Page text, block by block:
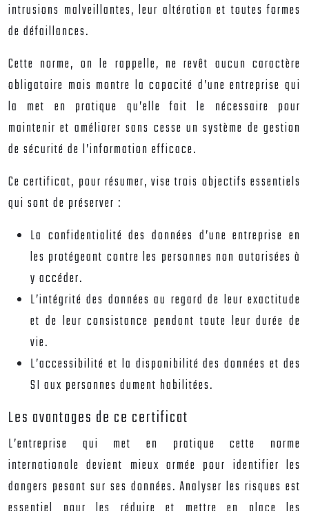
intrusions malveillantes, leur altération et toutes formes
de défaillances.
Cette norme, on le rappelle, ne revêt aucun caractère
obligatoire mais montre la capacité d’une entreprise qui
la met en pratique qu’elle fait le nécessaire pour
maintenir et améliorer sans cesse un système de gestion
de sécurité de l’information efficace.
Ce certificat, pour résumer, vise trois objectifs essentiels
qui sont de préserver :
La confidentialité des données d’une entreprise en
les protégeant contre les personnes non autorisées à
y accéder.
L’intégrité des données au regard de leur exactitude
et de leur consistance pendant toute leur durée de
vie.
L’accessibilité et la disponibilité des données et des
SI aux personnes dument habilitées.
Les avantages de ce certificat
L’entreprise qui met en pratique cette norme
internationale devient mieux armée pour identifier les
dangers pesant sur ses données. Analyser les risques est